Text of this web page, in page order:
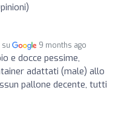
su 9 months ago
e docce pessime,
adattati (male) allo
pallone decente, tutti